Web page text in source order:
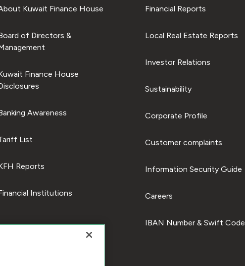
Kuwait Finance House
of Directors &
Finance House
Awareness
List
Reports
Institutions
Financial Reports
Local Real Estate Reports
Investor Relations
Sustainability
Corporate Profile
Customer complaints
Information Security Guide
Careers
IBAN Number & Swift Code